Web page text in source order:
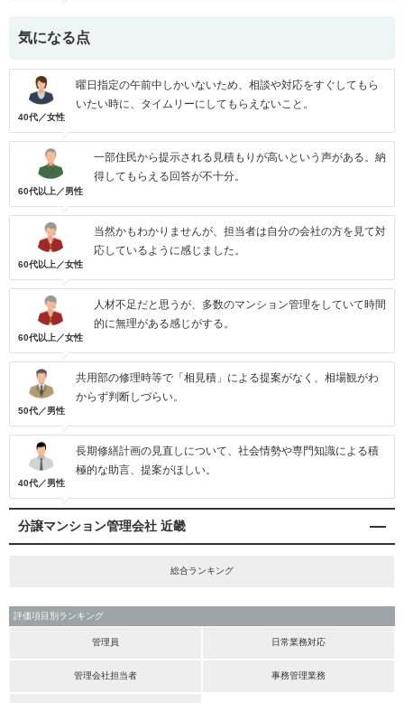
気になる点
40代／女性
曜日指定の午前中しかいないため、相談や対応をすぐしてもら
いたい時に、タイムリーにしてもらえないこと。
60代以上／男性
一部住民から提示される見積もりが高いという声がある。納
得してもらえる回答が不十分。
60代以上／女性
当然かもわかりませんが、担当者は自分の会社の方を見て対
応しているように感じました。
60代以上／女性
人材不足だと思うが、多数のマンション管理をしていて時間
的に無理がある感じがする。
50代／男性
共用部の修理時等で「相見積」による提案がなく、相場観がわ
からず判断しづらい。
40代／男性
長期修繕計画の見直しについて、社会情勢や専門知識による積
極的な助言、提案がほしい。
分譲マンション管理会社 近畿
総合ランキング
評価項目別ランキング
管理員 日常業務対応
管理会社担当者 事務管理業務